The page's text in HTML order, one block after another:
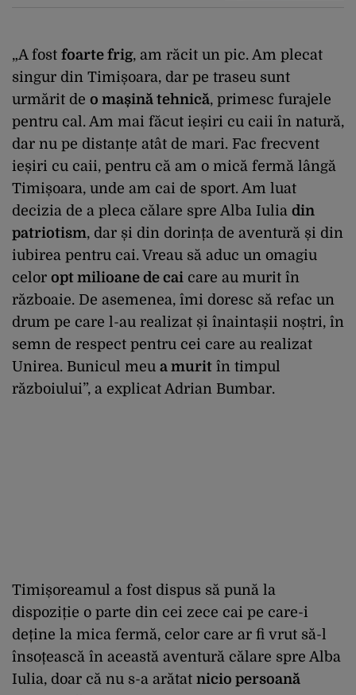
„A fost foarte frig, am răcit un pic. Am plecat
singur din Timișoara, dar pe traseu sunt
urmărit de o mașină tehnică, primesc furajele
pentru cal. Am mai făcut ieșiri cu caii în natură,
dar nu pe distanțe atât de mari. Fac frecvent
ieșiri cu caii, pentru că am o mică fermă lângă
Timișoara, unde am cai de sport. Am luat
decizia de a pleca călare spre Alba Iulia din
patriotism, dar și din dorința de aventură și din
iubirea pentru cai. Vreau să aduc un omagiu
celor opt milioane de cai care au murit în
războaie. De asemenea, îmi doresc să refac un
drum pe care l-au realizat și înaintașii noștri, în
semn de respect pentru cei care au realizat
Unirea. Bunicul meu a murit în timpul
războiului”, a explicat Adrian Bumbar.
Timișoreamul a fost dispus să pună la
dispoziție o parte din cei zece cai pe care-i
deține la mica fermă, celor care ar fi vrut să-l
însoțească în această aventură călare spre Alba
Iulia, doar că nu s-a arătat nicio persoană